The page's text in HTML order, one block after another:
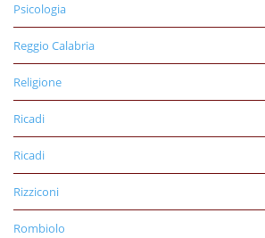
Psicologia
Reggio Calabria
Religione
Ricadi
Ricadi
Rizziconi
Rombiolo